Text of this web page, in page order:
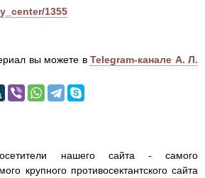
1355
вы можете в Telegram-канале А. Л.
нашего сайта - самого
крупного противосектантского сайта